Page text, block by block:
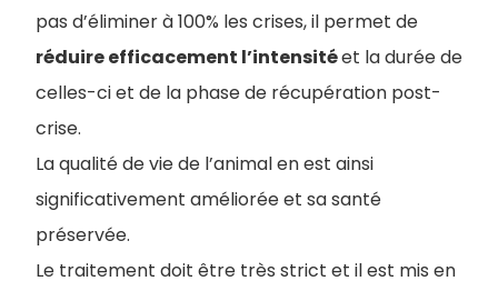
pas d’éliminer à 100% les crises, il permet de
réduire efficacement l’intensitéet la durée de
celles-ci et de la phase de récupération post-
crise.
La qualité de vie de l’animal en est ainsi
significativement améliorée et sa santé
préservée.
Le traitement doit être très strict et il est mis en